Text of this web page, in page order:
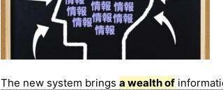
The new system brings a wealth of